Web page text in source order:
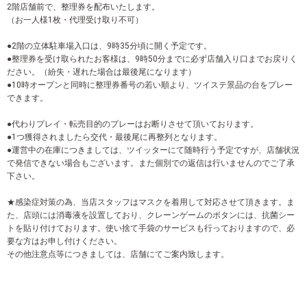
2階店舗前で、整理券を配布いたします。
（お一人様1枚・代理受け取り不可）
●2階の立体駐車場入口は、9時35分頃に開く予定です。
●整理券を受け取られたお客様は、9時50分までに必ず店舗入り口までお戻りく
ださい。（紛失・遅れた場合は最後尾になります）
●10時オープンと同時に整理券番号の若い順より、ツイステ景品の台をプレー
できます。
●代わりプレイ・転売目的のプレーはお断りさせて頂いております。
●1つ獲得されましたら交代・最後尾に再整列となります。
●運営中の在庫につきましては、ツイッターにて随時行う予定ですが、店舗状況
で発信できない場合もございます。また個別での返信は行いませんのでご了承
下さい。
★感染症対策の為、当店スタッフはマスクを着用して対応させて頂きます。ま
た、店頭には消毒液を設置しており、クレーンゲームのボタンには、抗菌シー
トを貼り付けております。使い捨て手袋のサービスも行っておりますので、必
要な方はお申し付けください。
その他注意点等につきましては、店舗にてご案内致します。